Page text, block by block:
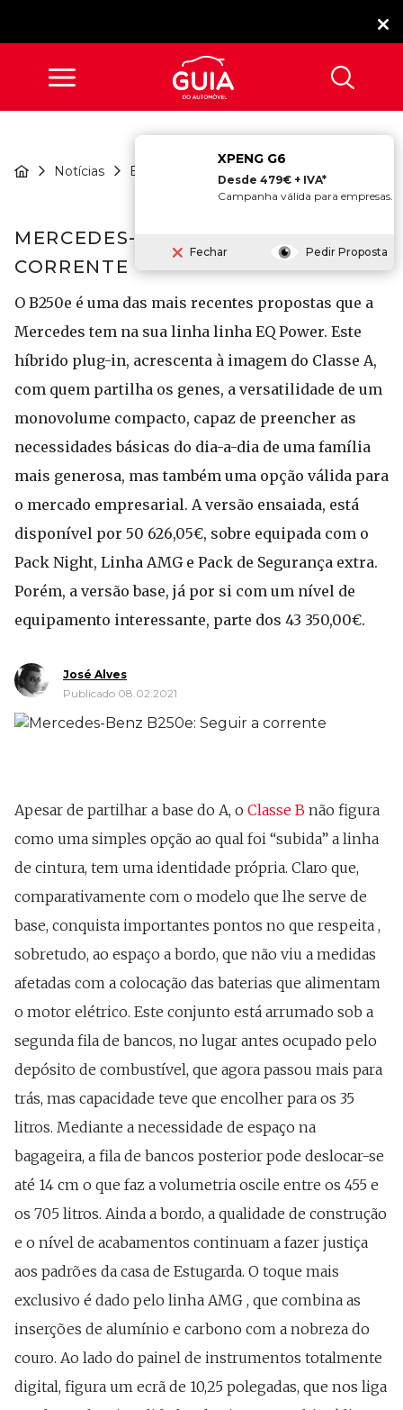
Notícias Ensaios
Mercedes-Benz B250e:
Seguir A ...
MERCEDES-BENZ B250E: SEGUIR A
CORRENTE
O B250e é uma das mais recentes propostas que a
Mercedes tem na sua linha linha EQ Power. Este
híbrido plug-in, acrescenta à imagem do Classe A,
com quem partilha os genes, a versatilidade de um
monovolume compacto, capaz de preencher as
necessidades básicas do dia-a-dia de uma família
mais generosa, mas também uma opção válida para
o mercado empresarial. A versão ensaiada, está
disponível por 50 626,05€, sobre equipada com o
Pack Night, Linha AMG e Pack de Segurança extra.
Porém, a versão base, já por si com um nível de
equipamento interessante, parte dos 43 350,00€.
José Alves
Publicado 08.02.2021
Apesar de partilhar a base do A, o Classe B não figura
como uma simples opção ao qual foi “subida” a linha
de cintura, tem uma identidade própria. Claro que,
comparativamente com o modelo que lhe serve de
base, conquista importantes pontos no que respeita ,
sobretudo, ao espaço a bordo, que não viu a medidas
afetadas com a colocação das baterias que alimentam
o motor elétrico. Este conjunto está arrumado sob a
segunda fila de bancos, no lugar antes ocupado pelo
depósito de combustível, que agora passou mais para
trás, mas capacidade teve que encolher para os 35
litros. Mediante a necessidade de espaço na
bagageira, a fila de bancos posterior pode deslocar-se
até 14 cm o que faz a volumetria oscile entre os 455 e
os 705 litros. Ainda a bordo, a qualidade de construção
e o nível de acabamentos continuam a fazer justiça
aos padrões da casa de Estugarda. O toque mais
exclusivo é dado pelo linha AMG , que combina as
inserções de alumínio e carbono com a nobreza do
couro. Ao lado do painel de instrumentos totalmente
digital, figura um ecrã de 10,25 polegadas, que nos liga
XPENG G6
Desde 479€ + IVA*
Campanha válida para empresas.
Fechar Pedir Proposta